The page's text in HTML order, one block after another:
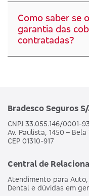
Como saber se
garantia das
contratadas?
Bradesco Seguros
CNPJ 33.055.146/0001-93
Av. Paulista, 1450 – Bela
CEP 01310-917
Central de
Atendimento para Auto,
Dental e dúvidas em